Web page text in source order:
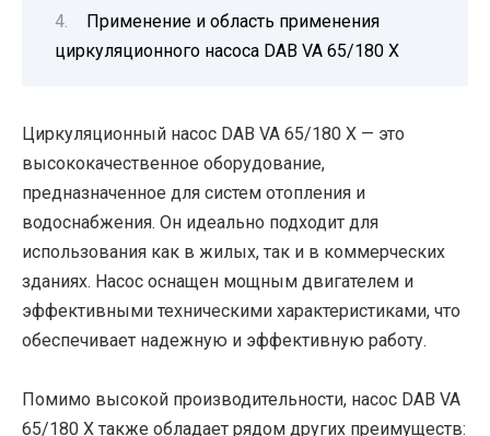
Применение и область применения
циркуляционного насоса DAB VA 65/180 X
Циркуляционный насос DAB VA 65/180 X — это
высококачественное оборудование,
предназначенное для систем отопления и
водоснабжения. Он идеально подходит для
использования как в жилых, так и в коммерческих
зданиях. Насос оснащен мощным двигателем и
эффективными техническими характеристиками, что
обеспечивает надежную и эффективную работу.
Помимо высокой производительности, насос DAB VA
65/180 X также обладает рядом других преимуществ: